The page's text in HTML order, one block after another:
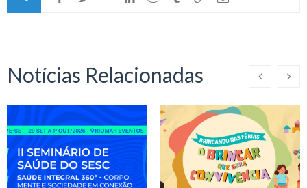
Notícias Relacionadas